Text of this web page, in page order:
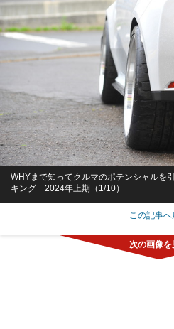
WHYまで知ってクルマのポテンシャルを
キング 2024年上期（1/10）
この記事へ